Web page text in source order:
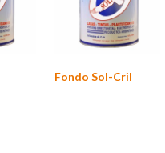
Fondo Sol-Cril